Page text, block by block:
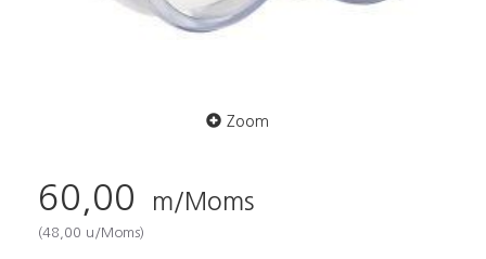
Zoom
60,00 m/Moms
(48,00 u/Moms)